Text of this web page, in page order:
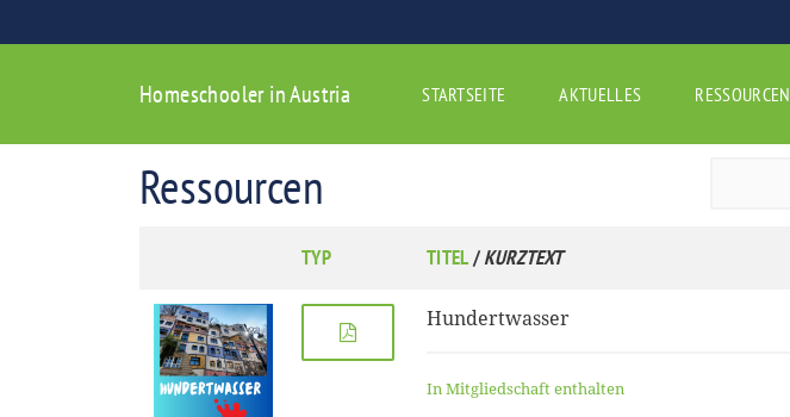
Homeschooler in Austria STARTSEITE AKTUELLES RESSOURCEN
Ressourcen
TYP TITEL/KURZTEXT
Hundertwasser
In Mitgliedschaft enthalten